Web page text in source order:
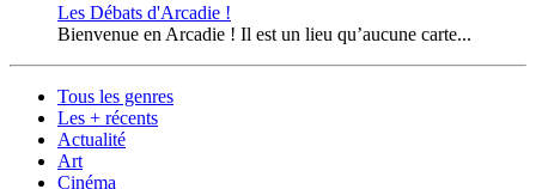
Les Débats d'Arcadie !
Bienvenue en Arcadie ! Il est un lieu qu’aucune carte...
Tous les genres
Les + récents
Actualité
Art
Cinéma